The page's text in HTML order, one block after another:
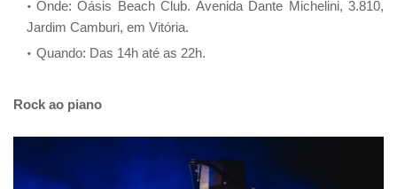
Onde: Oásis Beach Club. Avenida Dante Michelini, 3.810,
Jardim Camburi, em Vitória.
Quando: Das 14h até as 22h.
Rock ao piano